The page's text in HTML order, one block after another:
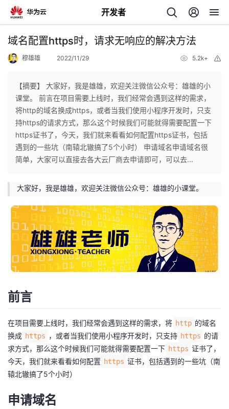
开发者
返
个
人
我
发
我
的
博
客
我
的
论
坛
我
的
圈
子
我
的
直
我
的
我
域名配置https时，请求无响应的解决方法
穆雄雄 2022/11/29 5.2k+
【摘要】 大家好，我是雄雄，欢迎关注微信公众号：雄雄的小
课堂。 前言在项目需要上线时，我们经常会遇到这样的需求，
将http的域名换成https，或者当我们使用小程序开发时，只支
持https的请求方式，那么这个时候我们可能就得需要配置一下
https证书了，今天，我们就来看看如何配置https证书，包括
遇到的一些坑（南辕北辙搞了5个小时） 申请域名申请域名很
简单，大家可以直接去各大云厂商去申请即可，可以去...
大家好，我是雄雄，欢迎关注微信公众号：雄雄的小课堂。
前言
在项目需要上线时，我们经常会遇到这样的需求，将 http 的域名
换成 https ，或者当我们使用小程序开发时，只支持 https 的请
求方式，那么这个时候我们可能就得需要配置一下 https 证书了，
今天，我们就来看看如何配置 https 证书，包括遇到的一些坑（南
辕北辙搞了5个小时）
申请域名